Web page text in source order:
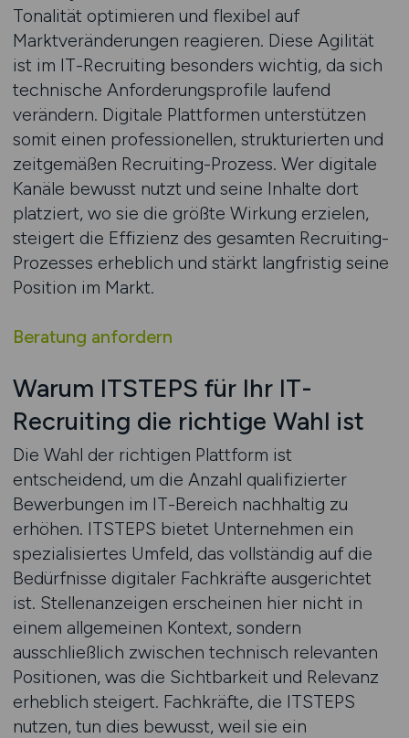
Tonalität optimieren und flexibel auf
Marktveränderungen reagieren. Diese Agilität
ist im IT-Recruiting besonders wichtig, da sich
technische Anforderungsprofile laufend
verändern. Digitale Plattformen unterstützen
somit einen professionellen, strukturierten und
zeitgemäßen Recruiting-Prozess. Wer digitale
Kanäle bewusst nutzt und seine Inhalte dort
platziert, wo sie die größte Wirkung erzielen,
steigert die Effizienz des gesamten Recruiting-
Prozesses erheblich und stärkt langfristig seine
Position im Markt.
Beratung anfordern
Warum ITSTEPS für Ihr IT-
Recruiting die richtige Wahl ist
Die Wahl der richtigen Plattform ist
entscheidend, um die Anzahl qualifizierter
Bewerbungen im IT-Bereich nachhaltig zu
erhöhen. ITSTEPS bietet Unternehmen ein
spezialisiertes Umfeld, das vollständig auf die
Bedürfnisse digitaler Fachkräfte ausgerichtet
ist. Stellenanzeigen erscheinen hier nicht in
einem allgemeinen Kontext, sondern
ausschließlich zwischen technisch relevanten
Positionen, was die Sichtbarkeit und Relevanz
erheblich steigert. Fachkräfte, die ITSTEPS
nutzen, tun dies bewusst, weil sie ein